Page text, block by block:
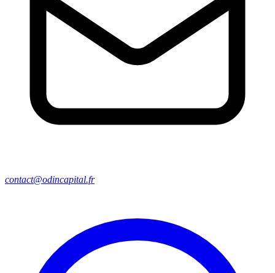
contact@odincapital.fr